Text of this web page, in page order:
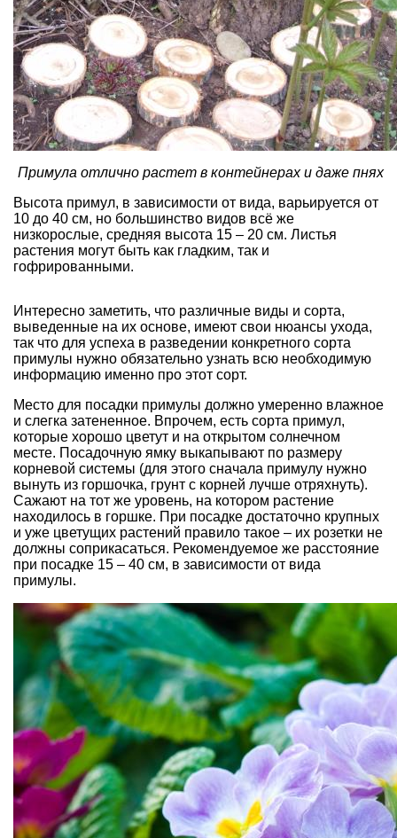
Примула отлично растет в контейнерах и даже пнях
Высота примул, в зависимости от вида, варьируется от
10 до 40 см, но большинство видов всё же
низкорослые, средняя высота 15 – 20 см. Листья
растения могут быть как гладким, так и
гофрированными.
Интересно заметить, что различные виды и сорта,
выведенные на их основе, имеют свои нюансы ухода,
так что для успеха в разведении конкретного сорта
примулы нужно обязательно узнать всю необходимую
информацию именно про этот сорт.
Место для посадки примулы должно умеренно влажное
и слегка затененное. Впрочем, есть сорта примул,
которые хорошо цветут и на открытом солнечном
месте. Посадочную ямку выкапывают по размеру
корневой системы (для этого сначала примулу нужно
вынуть из горшочка, грунт с корней лучше отряхнуть).
Сажают на тот же уровень, на котором растение
находилось в горшке. При посадке достаточно крупных
и уже цветущих растений правило такое – их розетки не
должны соприкасаться. Рекомендуемое же расстояние
при посадке 15 – 40 см, в зависимости от вида
примулы.